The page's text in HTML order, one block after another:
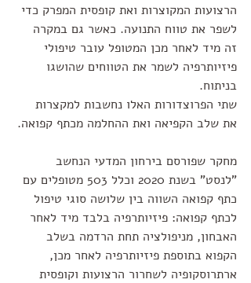
הרצועות המקוצרות ואת קופסית המפרק כדי
לשפר את טווח התנועה. כאשר גם במקרה
זה מיד לאחר מכן המטופל עובר טיפולי
פיזיותרפיה לשמר את הטווחים שהושגו
בניתוח.
שתי הפרוצדורות האלו נחשבות למקצרות
את שלב הקפיאה ואת ההחלמה מכתף קפואה.
מחקר שפורסם בירחון המדעי הנחשב
"לנסט" בשנת 2020 וכלל 503 מטופלים עם
כתף קפואה השווה בין שלושה סוגי טיפול
לכתף קפואה: פיזיותרפיה בלבד מיד לאחר
האבחון, מניפולציה תחת הרדמה בשלב
הקפוא בתוספת פיזיותרפיה לאחר מכן,
ארתרוסקופיה לשחרור הרצועות וקופסית